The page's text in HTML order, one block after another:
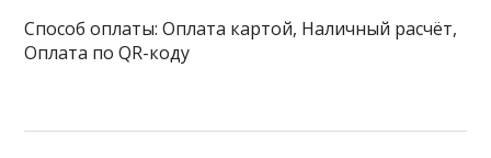
Способ оплаты: Оплата картой, Наличный расчёт,
Оплата по QR-коду